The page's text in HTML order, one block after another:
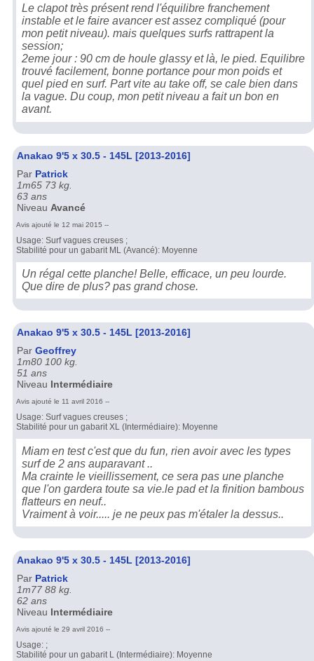
Le clapot très présent rend l'équilibre franchement
instable et le faire avancer est assez compliqué (pour
mon petit niveau). mais quelques surfs rattrapent la
session;
2eme jour : 90 cm de houle glassy et là, le pied. Equilibre
trouvé facilement, bonne portance pour mon poids et
quel pied en surf. Part vite au take off, se cale bien dans
la vague. Du coup, mon petit niveau a fait un bon en
avant.
Anakao 9'5 x 30.5 - 145L [2013-2016]
Par Patrick
1m65 73 kg.
63 ans
Niveau Avancé
Avis ajouté le 12 mai 2015 --
Usage: Surf vagues creuses ;
Stabilité pour un gabarit ML (Avancé): Moyenne
Un régal cette planche! Belle, efficace, un peu lourde.
Que dire de plus? pas grand chose.
Anakao 9'5 x 30.5 - 145L [2013-2016]
Par Geoffrey
1m80 100 kg.
51 ans
Niveau Intermédiaire
Avis ajouté le 11 avril 2016 --
Usage: Surf vagues creuses ;
Stabilité pour un gabarit XL (Intermédiaire): Moyenne
Miam en test c'est que du fun, rien avoir avec les types
surf de 2 ans auparavant ..
Ma crainte le vieillissement, ce sera pas une planche
que l'on gardera toute sa vie.le pad et la finition bambous
flatteurs en neuf..
Vraiment à voir..... je ne peux pas m'étaler la dessus..
Anakao 9'5 x 30.5 - 145L [2013-2016]
Par Patrick
1m77 88 kg.
62 ans
Niveau Intermédiaire
Avis ajouté le 29 avril 2016 --
Usage: ;
Stabilité pour un gabarit L (Intermédiaire): Moyenne